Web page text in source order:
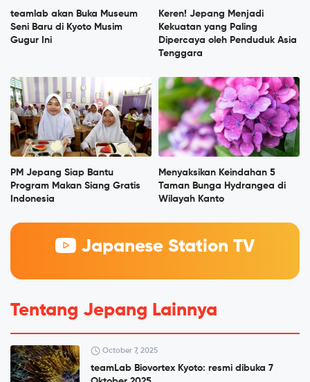
teamlab akan Buka Museum
Seni Baru di Kyoto Musim
Gugur Ini
Keren! Jepang Menjadi
Kekuatan yang Paling
Dipercaya oleh Penduduk Asia
Tenggara
PM Jepang Siap Bantu
Program Makan Siang Gratis
Indonesia
Menyaksikan Keindahan 5
Taman Bunga Hydrangea di
Wilayah Kanto
Japanese Station TV
Tentang Jepang Lainnya
October 7, 2025
teamLab Biovortex Kyoto: resmi dibuka 7